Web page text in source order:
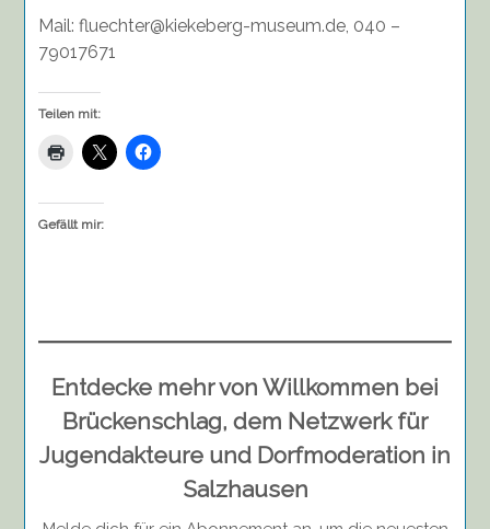
Mail: fluechter@kiekeberg-museum.de, 040 –
79017671
Teilen mit:
Gefällt mir:
Entdecke mehr von Willkommen bei
Brückenschlag, dem Netzwerk für
Jugendakteure und Dorfmoderation in
Salzhausen